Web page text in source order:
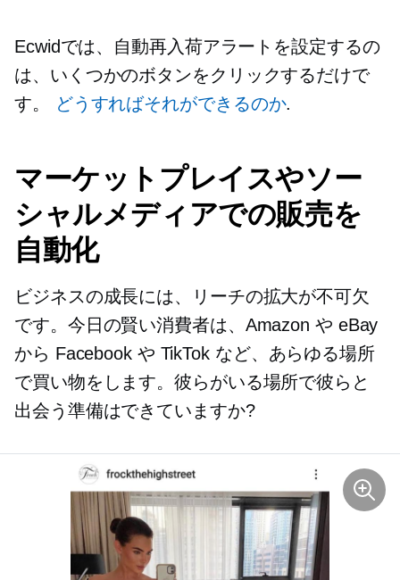
Ecwidでは、自動再入荷アラートを設定するの
は、いくつかのボタンをクリックするだけで
す。
どうすればそれができるのか.
マーケットプレイスやソー
シャルメディアでの販売を
自動化
ビジネスの成長には、リーチの拡大が不可欠
です。今日の賢い消費者は、Amazon や eBay
から Facebook や TikTok など、あらゆる場所
で買い物をします。彼らがいる場所で彼らと
出会う準備はできていますか?